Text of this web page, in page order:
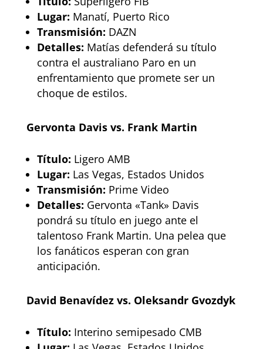
Lugar: Manatí, Puerto Rico
Transmisión: DAZN
Detalles: Matías defenderá su título
contra el australiano Paro en un
enfrentamiento que promete ser un
choque de estilos.
Gervonta Davis vs. Frank Martin
Título: Ligero AMB
Lugar: Las Vegas, Estados Unidos
Transmisión: Prime Video
Detalles: Gervonta «Tank» Davis
pondrá su título en juego ante el
talentoso Frank Martin. Una pelea que
los fanáticos esperan con gran
anticipación.
David Benavídez vs. Oleksandr Gvozdyk
Título: Interino semipesado CMB